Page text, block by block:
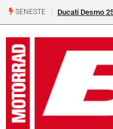
SENESTE Ducati Desmo